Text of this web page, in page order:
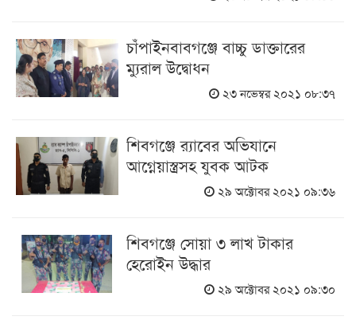
চাঁপাইনবাবগঞ্জে বাচ্চু ডাক্তারের
ম্যুরাল উদ্বোধন
২৩ নভেম্বর ২০২১ ০৮:৩৭
শিবগঞ্জে র‌্যাবের অভিযানে
আগ্নেয়াস্ত্রসহ যুবক আটক
২৯ অক্টোবর ২০২১ ০৯:৩৬
শিবগঞ্জে সোয়া ৩ লাখ টাকার
হেরোইন উদ্ধার
২৯ অক্টোবর ২০২১ ০৯:৩০